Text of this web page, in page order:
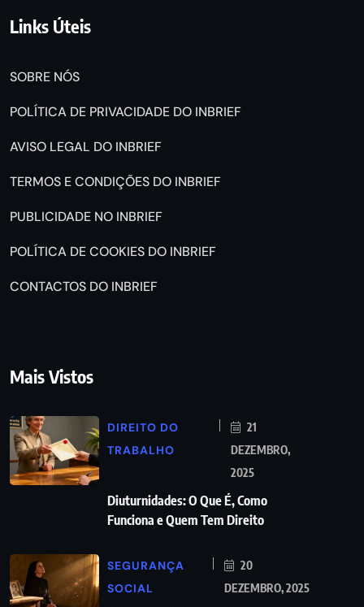
Links Úteis
SOBRE NÓS
POLÍTICA DE PRIVACIDADE DO INBRIEF
AVISO LEGAL DO INBRIEF
TERMOS E CONDIÇÕES DO INBRIEF
PUBLICIDADE NO INBRIEF
POLÍTICA DE COOKIES DO INBRIEF
CONTACTOS DO INBRIEF
Mais Vistos
DIREITO DO
TRABALHO
21
DEZEMBRO,
2025
Diuturnidades: O Que É, Como
Funciona e Quem Tem Direito
SEGURANÇA
SOCIAL
20
DEZEMBRO, 2025